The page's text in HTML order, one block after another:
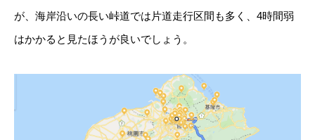
が、海岸沿いの長い峠道では片道走行区間も多く、4時間弱
はかかると見たほうが良いでしょう。